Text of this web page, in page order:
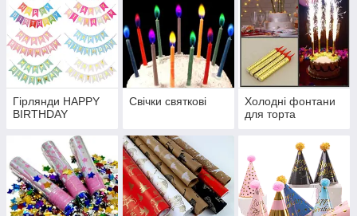
Гірлянди HAPPY
BIRTHDAY
Свічки святкові
Холодні фонтани
для торта